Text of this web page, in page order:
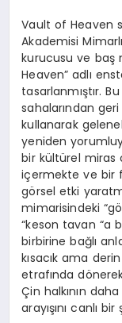
Vault of Heaven
Akademisi
kurucusu ve baş
Heaven” adlı
tasarlanmıştır.
sahalarından
kullanarak
yeniden
bir kültürel miras
içermekte ve bir
görsel etki
mimarisindeki
“keson tavan “a
birbirine bağlı
kısacık ama
etrafında
Çin halkının
arayışını canlı